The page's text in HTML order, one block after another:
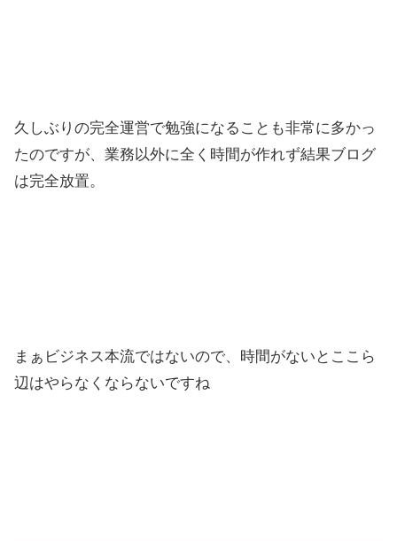
久しぶりの完全運営で勉強になることも非常に多かっ
たのですが、業務以外に全く時間が作れず結果ブログ
は完全放置。
まぁビジネス本流ではないので、時間がないとここら
辺はやらなくならないですね